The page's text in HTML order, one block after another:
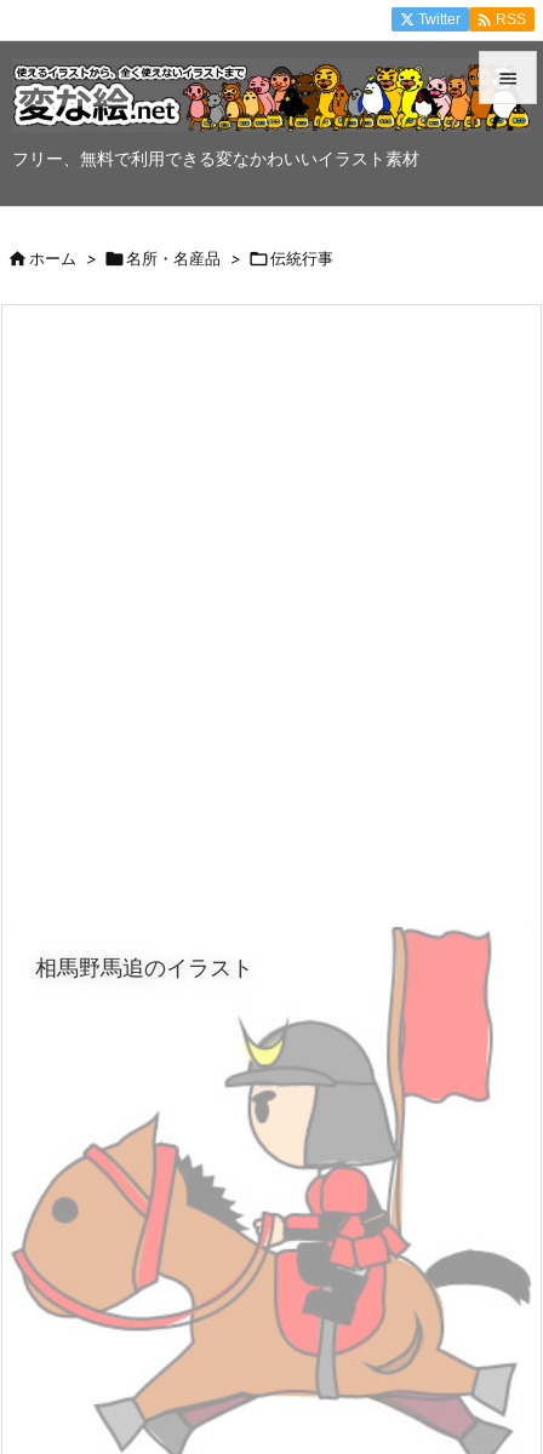
フリー、無料で利用できる変なかわいいイラスト素材


Twitter  RSS
ホーム > 名所・名産品 > 伝統行事
相馬野馬追のイラスト